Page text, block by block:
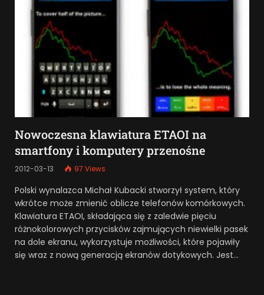
Nowoczesna klawiatura ETAOI na
smartfony i komputery przenośne
2012-03-13 97 Views
Polski wynalazca Michał Kubacki stworzył system, który
wkrótce może zmienić oblicze telefonów komórkowych.
Klawiatura ETAOI, składająca się z zaledwie pięciu
różnokolorowych przycisków zajmujących niewielki pasek
na dole ekranu, wykorzystuje możliwości, które pojawiły
się wraz z nową generacją ekranów dotykowych. Jest…